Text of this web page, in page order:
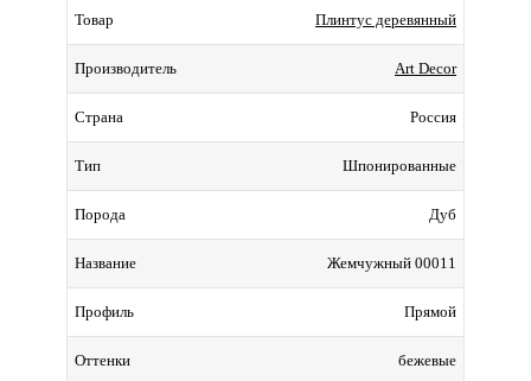
Товар Плинтус деревянный
Производитель Art Decor
Страна Россия
Тип Шпонированные
Порода Дуб
Название Жемчужный 00011
Профиль Прямой
Оттенки бежевые